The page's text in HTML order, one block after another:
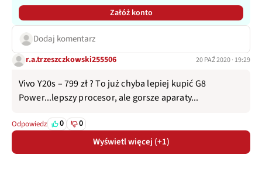
Załóż konto
Dodaj komentarz
r.a.trzeszczkowski255506 20 PAŹ 2020 · 19:29
Vivo Y20s – 799 zł ? To już chyba lepiej kupić G8
Power...lepszy procesor, ale gorsze aparaty...
Odpowiedz 0 0
Wyświetl więcej (+1)